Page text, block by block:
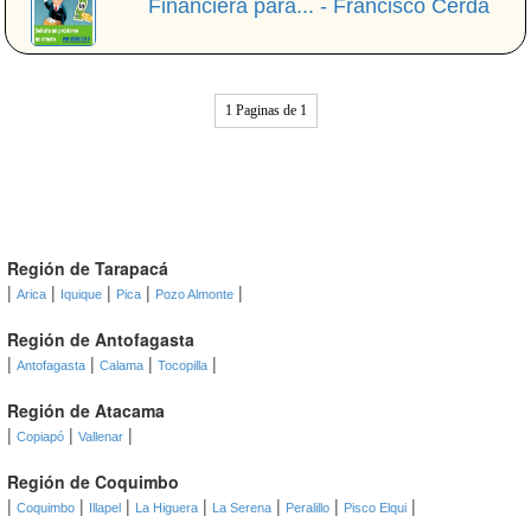
Financiera para... - Francisco Cerda
1 Paginas de 1
Región de Tarapacá
| Arica | Iquique | Pica | Pozo Almonte |
Región de Antofagasta
| Antofagasta | Calama | Tocopilla |
Región de Atacama
| Copiapó | Vallenar |
Región de Coquimbo
| Coquimbo | Illapel | La Higuera | La Serena | Peralillo | Pisco Elqui |